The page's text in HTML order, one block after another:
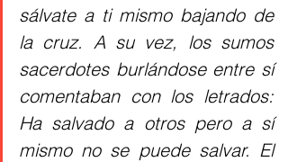
sálvate a ti mismo bajando de
la cruz. A su vez, los sumos
sacerdotes burlándose entre sí
comentaban con los letrados:
Ha salvado a otros pero a sí
mismo no se puede salvar. El